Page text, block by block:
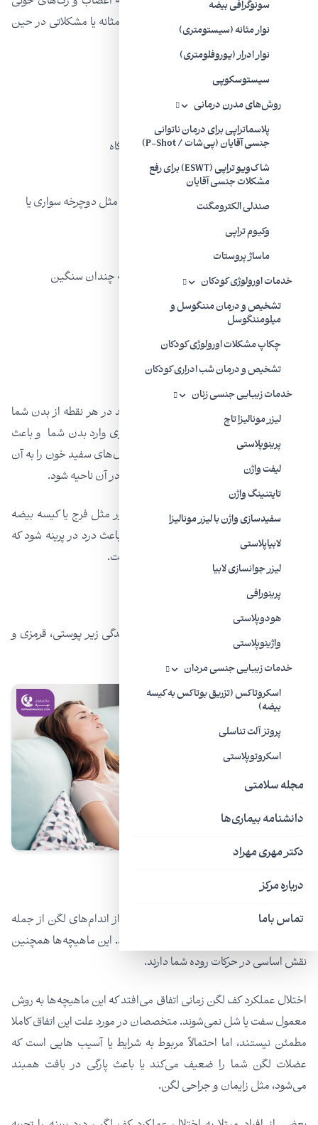
سونوگرافی بیضه
نوار مثانه (سیستومتری)
نوار ادرار (یوروفلومتری)
سیستوسکوپی
روش‌های مدرن درمانی
پلاسماتراپی برای درمان ناتوانی
جنسی آقایان (پی‌شات / P-Shot)
شاک‌ویو تراپی (ESWT) برای رفع
مشکلات جنسی آقایان
صندلی الکترومگنت
وکیوم تراپی
ماساژ پروستات
خدمات اورولوژی کودکان
تشخیص و درمان مننگوسل و
میلومننگوسل
چکاپ مشکلات اورولوژی کودکان
تشخیص و درمان شب ادراری کودکان
خدمات زیبایی جنسی زنان
لیزر مونالیزا تاچ
پرینوپلاستی
لیفت واژن
تایتنینگ واژن
سفیدسازی واژن با لیزر مونالیزا
لابیاپلاستی
ليزر جوانسازی لابیا
پرینورافی
هودوپلاستی
واژینوپلاستی
خدمات زیبایی جنسی مردان
اسکروتاکس (تزریق بوتاکس به کیسه
بیضه)
پروتز آلت تناسلی
اسکروتوپلاستی
مجله سلامتی
دانشنامه بیماری‌ها
دکتر مهری مهراد
درباره مرکز
تماس باما
در پرینه شود که ممکن است باعث مشکلات مثانه یا مشکلاتی در حین
علل شایع آسیب‌های پرینه عبارتند از:
تصادف در حین استفاده از تجهیزات باشگاه
تجاوز یا سوء استفاده جنسی
آسیب تدریجی ناشی از فعالیت‌های مکرر، مثل دوچرخه سواری یا
اسب سواری
بالا رفتن از حصار یا دیوار
لگد زدن به کشاله ران یا سایر ضربه‌های نه چندان سنگین
آسیب‌های ورزشی
آبسه یک تاول چرکی دردناک است که می‌تواند در هر نقطه از بدن شما
ایجاد شود. آنها زمانی اتفاق می‌افتند که باکتری وارد بدن شما و باعث
عفونت می‌شود. سیستم ایمنی بدن شما گلبول‌های سفید خون را به آن
ناحیه می فرستد که می‌تواند باعث ایجاد چرک در آن ناحیه شود.
آبسه می‌تواند مستقیماً در پرینه یا نقاط مجاور مثل فرج یا کیسه بیضه
ایجاد شود. آبسه مقعدی همچنین می‌تواند باعث درد در پرینه شود که
معمولاً نتیجه عفونت غدد داخلی مقعد شماست.
سایر علائم آبسه عبارتند از:
برآمدگی قرمز و جوش مانند روی پوست، برآمدگی زیر پوستی، قرمزی و
تورم، درد ضربان دار، کبودی و تب و لرز
اختلال عملکرد عضلات کف لگن
کف لگن شما شامل تعدادی عضله است که از اندام‌های لگن از جمله
مثانه، رکتوم و رحم یا پروستات حمایت می‌کنند. این ماهیچه‌ها همچنین
نقش اساسی در حرکات روده شما دارند.
اختلال عملکرد کف لگن زمانی اتفاق می‌افتد که این ماهیچه‌ها به روش
معمول سفت یا شل نمی‌شوند. متخصصان در مورد علت این اتفاق کاملا
مطمئن نیستند، اما احتمالاً مربوط به شرایط یا آسیب هایی است که
عضلات لگن شما را ضعیف می‌کند یا باعث پارگی در بافت همبند
می‌شود، مثل زایمان و جراحی لگن.